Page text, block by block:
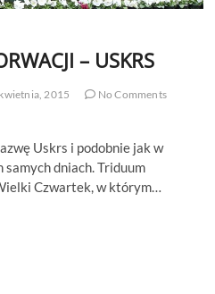
– USKRS
2015
No Comments
Uskrs i podobnie jak w
samych dniach. Triduum
Czwartek, w którym…